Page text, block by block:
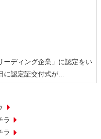
ディング企業」に認定をい
に認定証交付式が…
ラ
ラ